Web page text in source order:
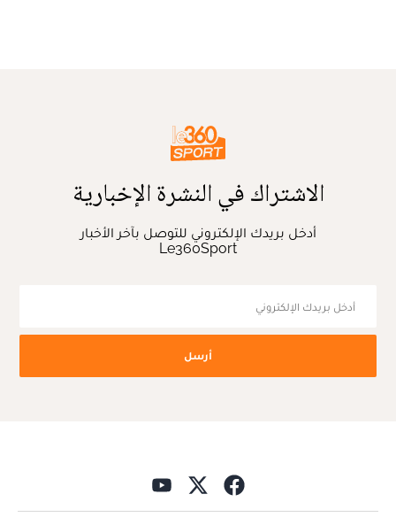
الاشتراك في النشرة الإخبارية
أدخل بريدك الإلكتروني للتوصل بآخر الأخبار
Le360Sport
أرسل